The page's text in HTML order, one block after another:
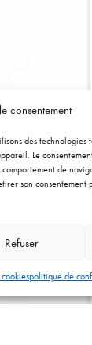
consentement
des technologies
Le
de
son
Refuser
politique de